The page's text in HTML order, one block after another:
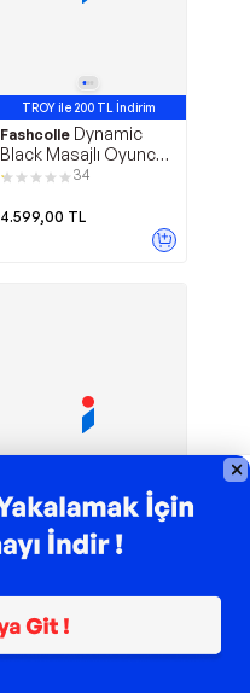
TROY ile 200 TL İndirim
Fashcolle Dynamic
Black Masajlı Oyuncu
Koltuğu
34
4.599,00 TL
TROY ile 200 TL İndirim
EVDEMO